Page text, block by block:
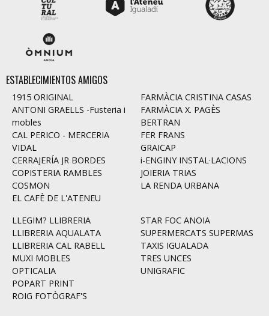
ESTABLECIMIENTOS AMIGOS
1915 ORIGINAL
ANTONI GRAELLS -Fusteria i
mobles
CAL PERICO - MERCERIA
VIDAL
CERRAJERÍA JR BORDES
COPISTERIA RAMBLES
COSMON
EL CAFÈ DE L'ATENEU
FARMÀCIA CRISTINA CASAS
FARMÀCIA X. PAGÈS
BERTRAN
FER FRANS
GRAICAP
i-ENGINY INSTAL·LACIONS
JOIERIA TRIAS
LA RENDA URBANA
LLEGIM? LLIBRERIA
LLIBRERIA AQUALATA
LLIBRERIA CAL RABELL
MUXI MOBLES
OPTICALIA
POPART PRINT
ROIG FOTÒGRAF'S
STAR FOC ANOIA
SUPERMERCATS SUPERMAS
TAXIS IGUALADA
TRES UNCES
UNIGRAFIC